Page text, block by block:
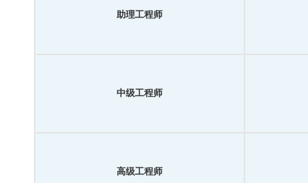
助理工程师
中级工程师
高级工程师